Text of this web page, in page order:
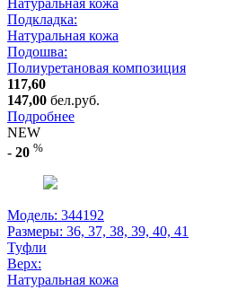
Натуральная кожа
Подкладка:
Натуральная кожа
Подошва:
Полиуретановая композиция
117,60
147,00 бел.руб.
Подробнее
NEW
- 20 %
Модель: 344192
Размеры: 36, 37, 38, 39, 40, 41
Туфли
Верх:
Натуральная кожа